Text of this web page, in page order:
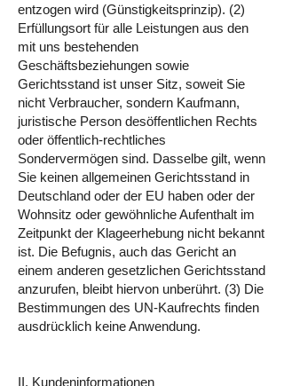
entzogen wird (Günstigkeitsprinzip). (2)
Erfüllungsort für alle Leistungen aus den
mit uns bestehenden
Geschäftsbeziehungen sowie
Gerichtsstand ist unser Sitz, soweit Sie
nicht Verbraucher, sondern Kaufmann,
juristische Person desöffentlichen Rechts
oder öffentlich-rechtliches
Sondervermögen sind. Dasselbe gilt, wenn
Sie keinen allgemeinen Gerichtsstand in
Deutschland oder der EU haben oder der
Wohnsitz oder gewöhnliche Aufenthalt im
Zeitpunkt der Klageerhebung nicht bekannt
ist. Die Befugnis, auch das Gericht an
einem anderen gesetzlichen Gerichtsstand
anzurufen, bleibt hiervon unberührt. (3) Die
Bestimmungen des UN-Kaufrechts finden
ausdrücklich keine Anwendung.
II. Kundeninformationen